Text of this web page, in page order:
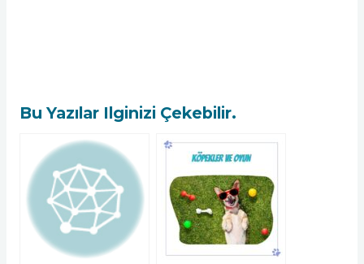
Bu Yazılar Ilginizi Çekebilir.